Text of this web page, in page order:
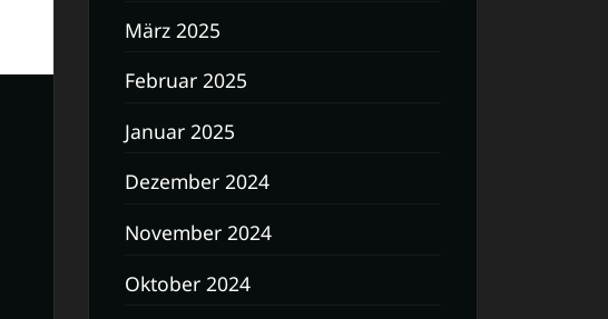
März 2025
Februar 2025
Januar 2025
Dezember 2024
November 2024
Oktober 2024